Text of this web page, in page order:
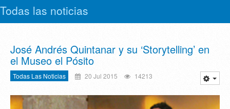
Todas las noticias
José Andrés Quintanar y su ‘Storytelling’ en
el Museo el Pósito
Todas Las Noticias 20 Jul 2015 14213